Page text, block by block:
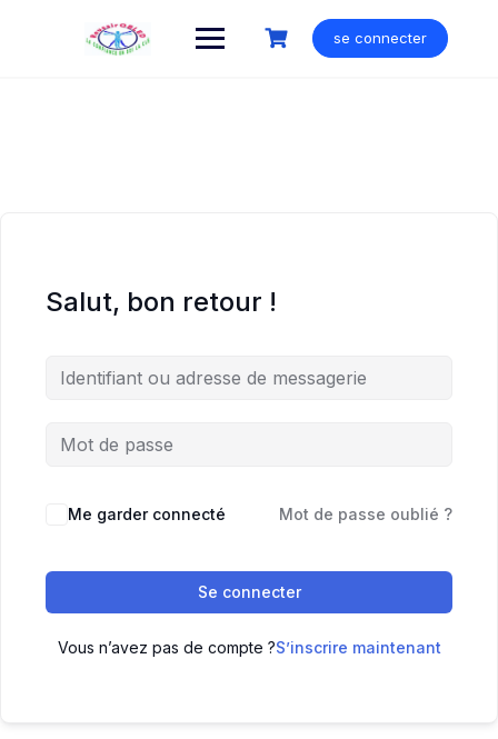
se connecter
Salut, bon retour !
Me garder connecté Mot de passe oublié ?
Se connecter
Vous n’avez pas de compte ?S’inscrire maintenant